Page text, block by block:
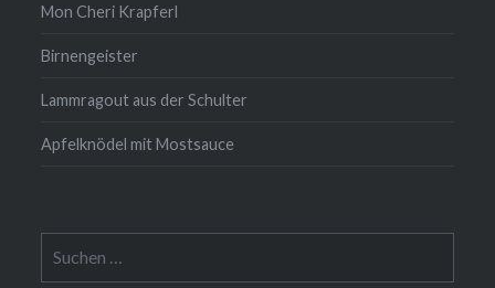
Mon Cheri Krapferl
Birnengeister
Lammragout aus der Schulter
Apfelknödel mit Mostsauce
nach: